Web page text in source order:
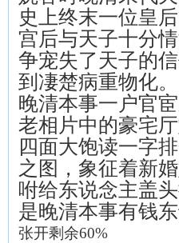
史上终末一位皇
宫后与天子十分
争宠失了天子的
到凄楚病重物化。
晚清本事一户官
老相片中的豪宅
四面大饱读一字
之图，象征着新
咐给东说念主盖
是晚清本事有钱
张开剩余60%